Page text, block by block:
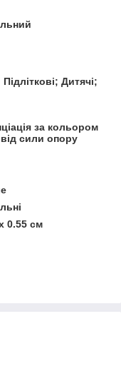
Дитячі;
за кольором
сили опору
0.55 см